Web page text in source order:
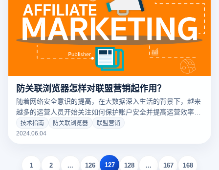
防关联浏览器怎样对联盟营销起作用？
随着网络安全意识的提高，在大数据深入生活的背景下，越来
越多的运营人员开始关注如何保护账户安全并提高运营效率。
作为一名运营人员一定对联盟营销不陌生，且大概率会用到。
是否在使用前后都遇到了一些挑战呢？本文将带你了解云登防
盟营销的概念和账户管理的角色。
技术指南 防关联浏览器
联盟营销
2024.06.04
1 2 ... 126 127 128 ... 167 168